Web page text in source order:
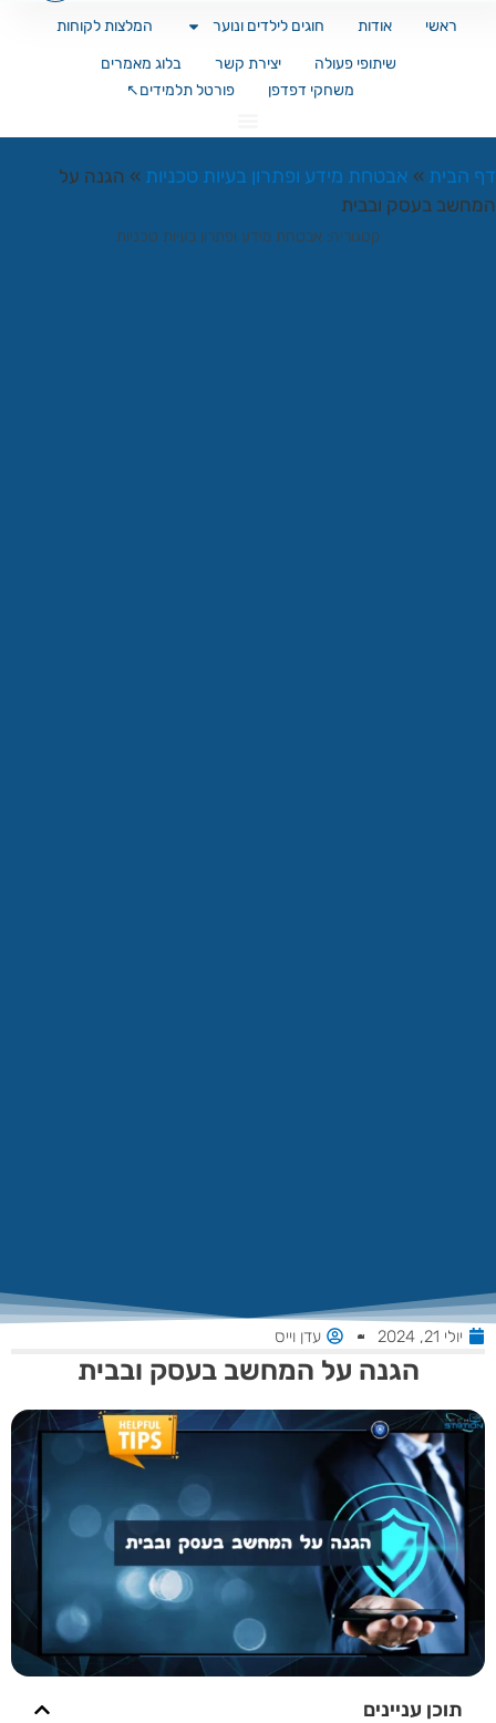
ראשי אודות חוגים לילדים ונוער
המלצות לקוחות
שיתופי פעולה
יצירת קשר
בלוג מאמרים
משחקי דפדפן
פורטל תלמידים↖️
»אבטחת מידע ופתרון בעיות טכניות»הגנה על
בעסק ובבית
קטגוריה:אבטחת מידע ופתרון בעיות טכניות
יולי 21, 2024 עדן וייס
הגנה על המחשב בעסק ובבית
תוכן עניינים